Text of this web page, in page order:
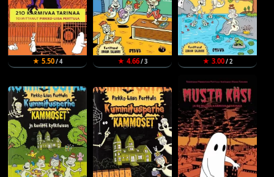
★ 5.50/ 4 ★ 4.66/ 3 ★ 3.00/ 2